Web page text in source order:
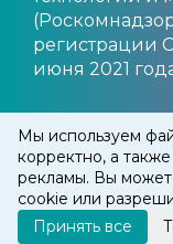
Мы используем
корректно, а
рекламы. Вы
cookie или
Принять все
регистрации
июня 2021